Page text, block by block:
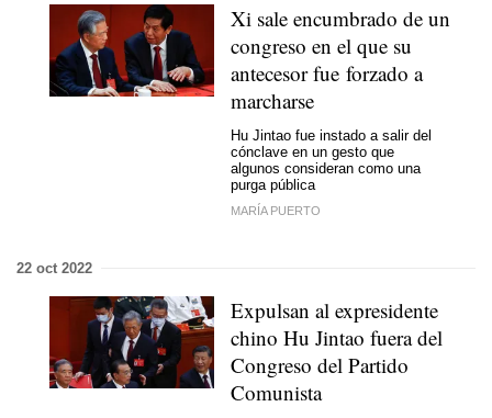
Xi sale encumbrado de un
congreso en el que su
antecesor fue forzado a
marcharse
Hu Jintao fue instado a salir del
cónclave en un gesto que
algunos consideran como una
purga pública
MARÍA PUERTO
22 oct 2022
Expulsan al expresidente
chino Hu Jintao fuera del
Congreso del Partido
Comunista